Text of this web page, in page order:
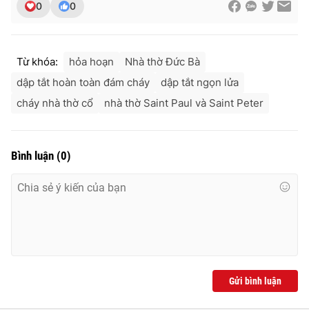
0 0
Từ khóa: hỏa hoạn
Nhà thờ Đức Bà
dập tắt hoàn toàn đám cháy
dập tắt ngọn lửa
cháy nhà thờ cổ
nhà thờ Saint Paul và Saint Peter
Bình luận (0)
Gửi bình luận